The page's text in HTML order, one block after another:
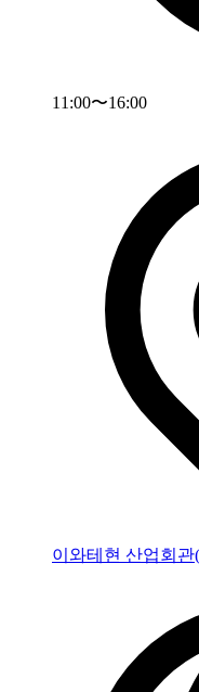
11:00〜16:00
이와테현 산업회관